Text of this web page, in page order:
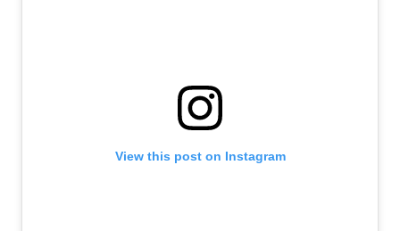
View this post on Instagram